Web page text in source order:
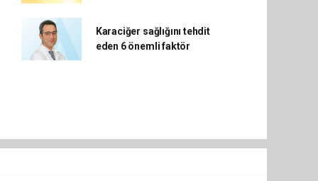
Karaciğer sağlığını tehdit
eden 6 önemli faktör